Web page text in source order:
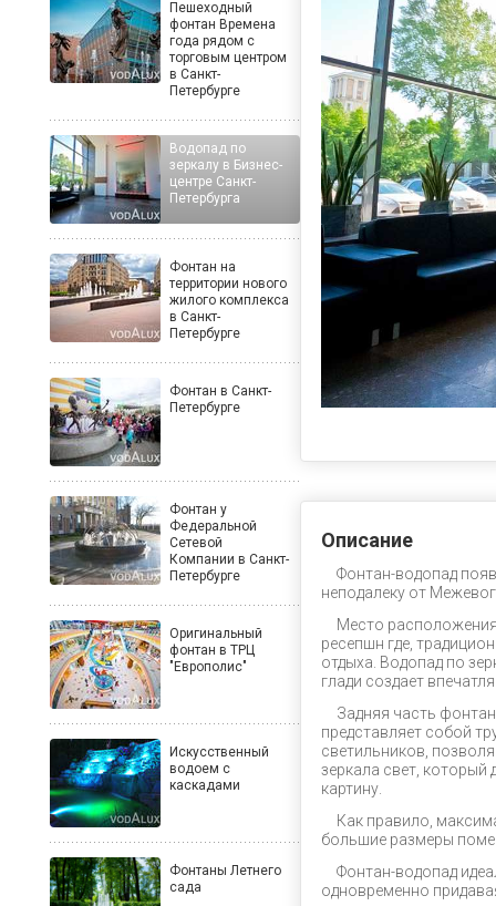
Описание
Фонтан-водопад
неподалеку от
Место
ресепшн где,
отдыха. Водопад по
глади создает
Задняя часть
представляет собой
светильников,
зеркала свет,
картину.
Как правило,
большие размеры
Фонтан-водопад
одновременно
Пешеходный
фонтан Времена
года рядом с
торговым центром
в Санкт-
Петербурге
Водопад по
зеркалу в Бизнес-
центре Санкт-
Петербурга
Фонтан на
территории нового
жилого комплекса
в Санкт-
Петербурге
Фонтан в Санкт-
Петербурге
Фонтан у
Федеральной
Сетевой
Компании в Санкт-
Петербурге
Оригинальный
фонтан в ТРЦ
"Европолис"
Искусственный
водоем с
каскадами
Фонтаны Летнего
сада